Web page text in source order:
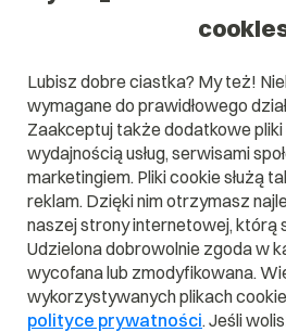
Domena
Pokaż, że jesteś
.direct
Lubisz dobre ciastka? My też!
wymagane do prawidłowego
Zaakceptuj także dodatkowe
wydajnością usług, serwisami
marketingiem. Pliki cookie służą
reklam. Dzięki nim otrzymasz
naszej strony internetowej, którą
Udzielona dobrowolnie zgoda w
wycofana lub zmodyfikowana.
wykorzystywanych plikach
polityce prywatności. Jeśli